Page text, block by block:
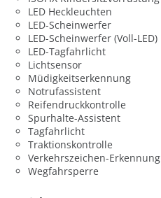
LED Heckleuchten
LED-Scheinwerfer
LED-Scheinwerfer (Voll-LED)
LED-Tagfahrlicht
Lichtsensor
Müdigkeitserkennung
Notrufassistent
Reifendruckkontrolle
Spurhalte-Assistent
Tagfahrlicht
Traktionskontrolle
Verkehrszeichen-Erkennung
Wegfahrsperre